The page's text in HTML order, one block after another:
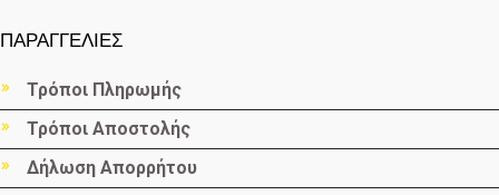
ΠΑΡΑΓΓΕΛΙΕΣ
Τρόποι Πληρωμής
Τρόποι Αποστολής
Δήλωση Απορρήτου